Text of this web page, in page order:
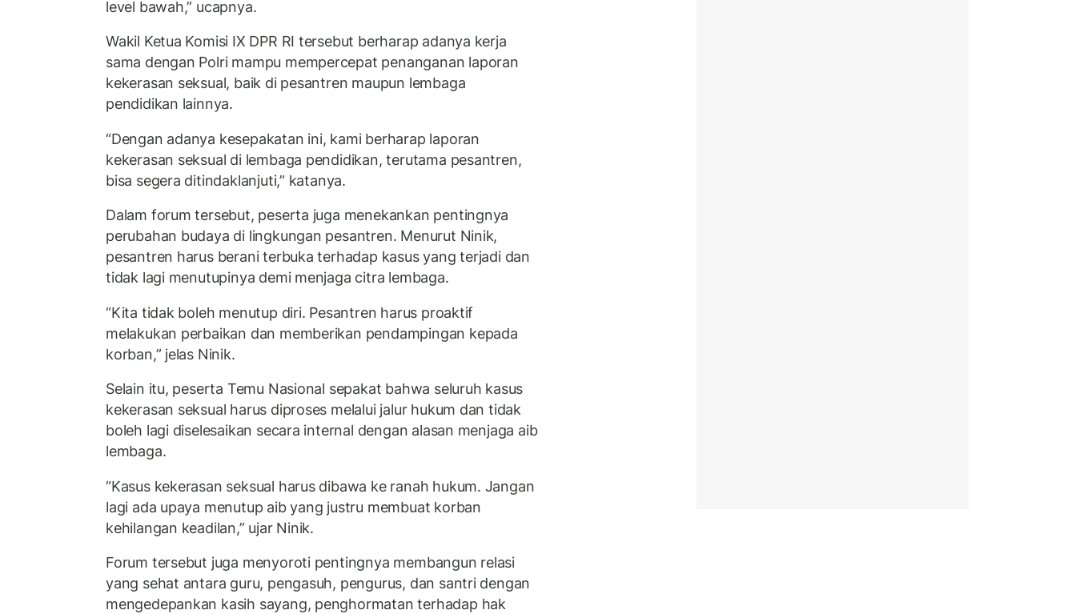
level bawah,” ucapnya.
Wakil Ketua Komisi IX DPR RI tersebut berharap adanya kerja
sama dengan Polri mampu mempercepat penanganan laporan
kekerasan seksual, baik di pesantren maupun lembaga
pendidikan lainnya.
“Dengan adanya kesepakatan ini, kami berharap laporan
kekerasan seksual di lembaga pendidikan, terutama pesantren,
bisa segera ditindaklanjuti,” katanya.
Dalam forum tersebut, peserta juga menekankan pentingnya
perubahan budaya di lingkungan pesantren. Menurut Ninik,
pesantren harus berani terbuka terhadap kasus yang terjadi dan
tidak lagi menutupinya demi menjaga citra lembaga.
“Kita tidak boleh menutup diri. Pesantren harus proaktif
melakukan perbaikan dan memberikan pendampingan kepada
korban,” jelas Ninik.
Selain itu, peserta Temu Nasional sepakat bahwa seluruh kasus
kekerasan seksual harus diproses melalui jalur hukum dan tidak
boleh lagi diselesaikan secara internal dengan alasan menjaga aib
lembaga.
“Kasus kekerasan seksual harus dibawa ke ranah hukum. Jangan
lagi ada upaya menutup aib yang justru membuat korban
kehilangan keadilan,” ujar Ninik.
Forum tersebut juga menyoroti pentingnya membangun relasi
yang sehat antara guru, pengasuh, pengurus, dan santri dengan
mengedepankan kasih sayang, penghormatan terhadap hak